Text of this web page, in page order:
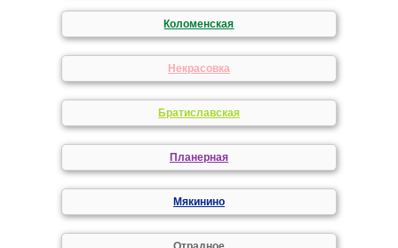
Коломенская
Некрасовка
Братиславская
Планерная
Мякинино